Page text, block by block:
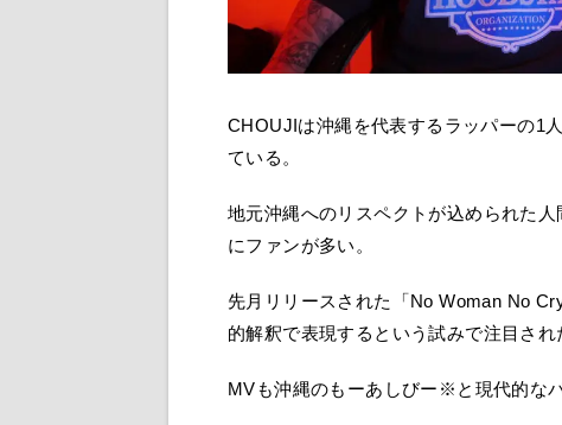
CHOUJIは沖縄を代表するラッパーの1
ている。
地元沖縄へのリスペクトが込められた
にファンが多い。
先月リリースされた「No Woman No
的解釈で表現するという試みで注目され
MVも沖縄のもーあしびー※と現代的な